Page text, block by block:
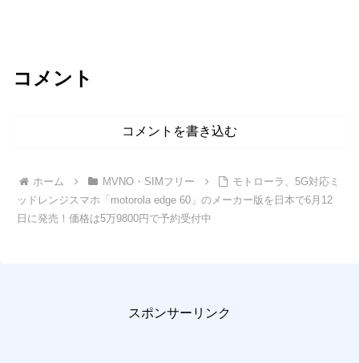
コメント
コメントを書き込む
ホーム MVNO・SIMフリー
モトローラ、5G対応ミ
ッドレンジスマホ「motorola edge 60」のメーカー版を日本で6月12
日に発売！価格は5万9800円で予約受付中
スポンサーリンク